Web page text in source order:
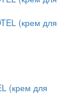
(крем для